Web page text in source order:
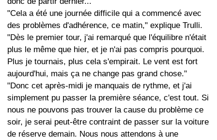
"Cela a été une journée difficile qui a commencé avec
des problèmes d'adhérence, ce matin," explique Trulli.
"Dès le premier tour, j'ai remarqué que l'équilibre n'était
plus le même que hier, et je n'ai pas compris pourquoi.
Plus je tournais, plus cela s'empirait. Le vent est fort
aujourd'hui, mais ça ne change pas grand chose."
"Donc cet après-midi je manquais de rythme, et j'ai
simplement pu passer la première séance, c'est tout. Si
nous ne pouvons pas trouver la cause du problème ce
soir, je serai peut-être contraint de passer sur la voiture
de réserve demain. Nous nous attendons à une